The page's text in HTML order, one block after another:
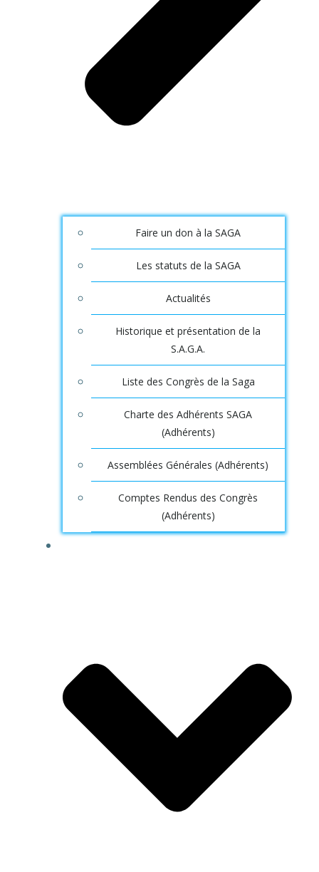
Faire un don à la SAGA
Les statuts de la SAGA
Actualités
Historique et présentation de la
S.A.G.A.
Liste des Congrès de la Saga
Charte des Adhérents SAGA
(Adhérents)
Assemblées Générales (Adhérents)
Comptes Rendus des Congrès
(Adhérents)